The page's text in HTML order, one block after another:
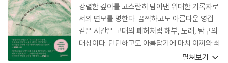
강렬한 깊이를 고스란히 담아낸 위대한 기록자로
서의 면모를 명한다. 끔찍하고도 아름다운 영겁
같은 시간은 고대의 폐허처럼 해부, 노래, 탐구의
대상이다. 단단하고도 아름답기에 마치 이끼와 쇠
를 연상시키는 이 글들에는 저자 특유의 영민함,
펼쳐보기